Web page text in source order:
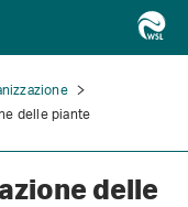
delle piante
delle